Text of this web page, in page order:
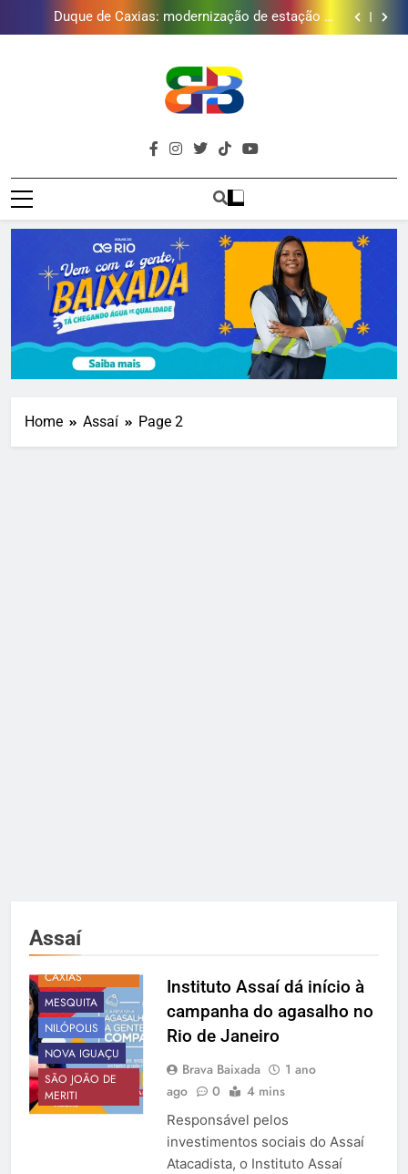
tratamento reforça abastecimento de água
Guanabara tem diversas opções de vinhos para
presentear o seu pai. Descubra como escolher o que
Gastro Samba reúne Nosso Sentimento e Gustavo
Golfe e fortalece projeto que atende 140 crianças
Duque de Caxias: modernização de estação de
tratamento reforça abastecimento de água
Guanabara tem diversas opções de vinhos para
presentear o seu pai. Descubra como escolher o que
mais combina com ele
Gastro Samba reúne Nosso Sentimento e Gustavo
Lins em Nova Iguaçu neste fim de semana
Brava
Baixada
Baixada Fluminense Em Destaque!
Home Assaí Page 2
Assaí
BRAVA
DUQUE DE
CAXIAS
MESQUITA
NILÓPOLIS
NOVA IGUAÇU
SÃO JOÃO DE
MERITI
Instituto Assaí dá início à
campanha do agasalho no
Rio de Janeiro
Brava Baixada
1 ano
ago
0 4 mins
Responsável pelos
investimentos sociais do Assaí
Atacadista, o Instituto Assaí